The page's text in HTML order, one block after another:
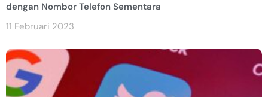
dengan Nombor Telefon Sementara
11 Februari 2023